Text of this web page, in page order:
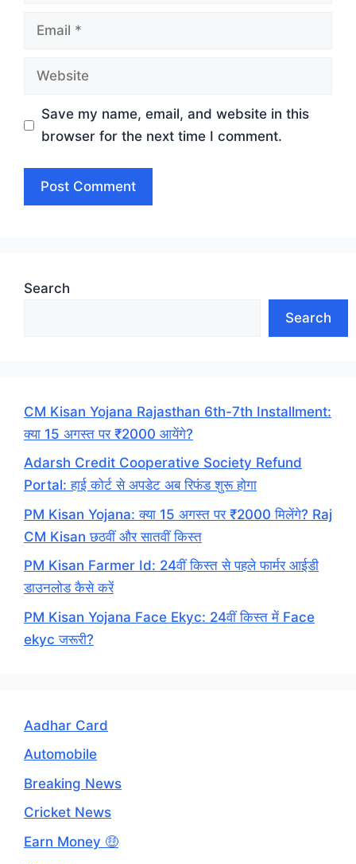
Email
Website
Save my name, email, and website in this
browser for the next time I comment.
Search
Search
CM Kisan Yojana Rajasthan 6th-7th Installment:
क्या 15 अगस्त पर ₹2000 आयेंगे?
Adarsh Credit Cooperative Society Refund
Portal: हाई कोर्ट से अपडेट अब रिफंड शुरू होगा
PM Kisan Yojana: क्या 15 अगस्त पर ₹2000 मिलेंगे? Raj
CM Kisan छठवीं और सातवीं किस्त
PM Kisan Farmer Id: 24वीं किस्त से पहले फार्मर आईडी
डाउनलोड कैसे करें
PM Kisan Yojana Face Ekyc: 24वीं किस्त में Face
ekyc जरूरी?
Aadhar Card
Automobile
Breaking News
Cricket News
Earn Money 🤑